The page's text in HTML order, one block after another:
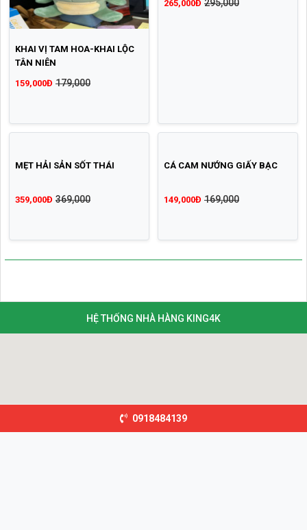
KHAI VỊ TAM HOA-KHAI LỘC
TÂN NIÊN
159,000Đ 179,000
265,000Đ 295,000
MẸT HẢI SẢN SỐT THÁI
359,000Đ 369,000
CÁ CAM NƯỚNG GIẤY BẠC
149,000Đ 169,000
HỆ THỐNG NHÀ HÀNG KING4K
0918484139